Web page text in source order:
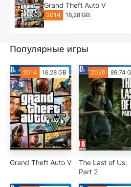
Grand Theft Auto V
2014 16,28 GB
Популярные игры
2014 16,28 GB
Grand Theft Auto V
2020 89,74
The Last of Us:
Part 2